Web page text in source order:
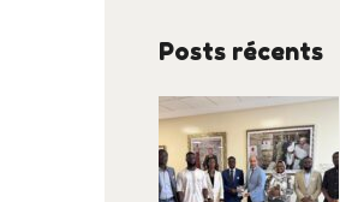
Posts récents